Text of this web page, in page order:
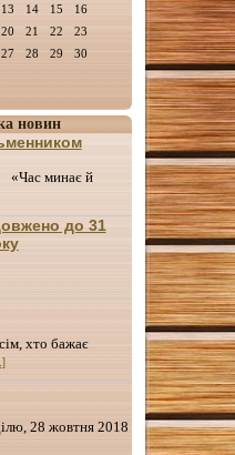
13 14 15
16
20 21 22
23
27 28 29
30
новин
й
до 31
хто бажає
28 жовтня 2018